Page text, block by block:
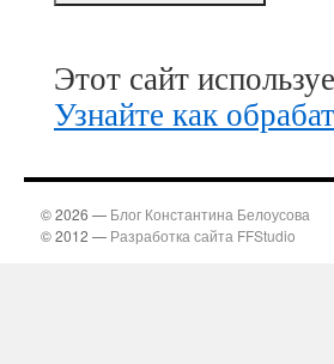
Этот сайт
Узнайте как
© 2026 — Блог Константина Белоусова
© 2012 — Разработка сайта FFStudio